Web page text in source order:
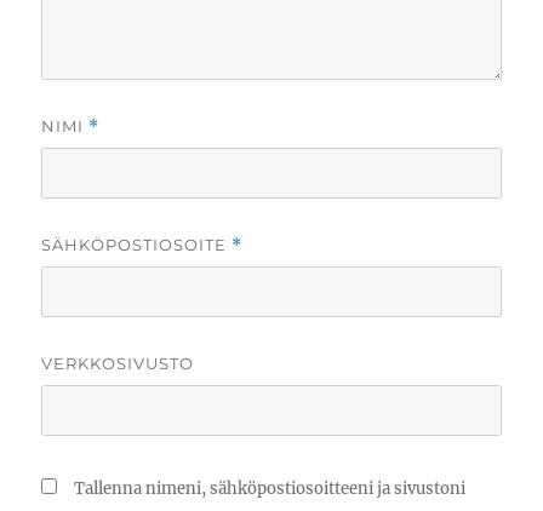
NIMI *
SÄHKÖPOSTIOSOITE *
VERKKOSIVUSTO
Tallenna nimeni, sähköpostiosoitteeni ja sivustoni